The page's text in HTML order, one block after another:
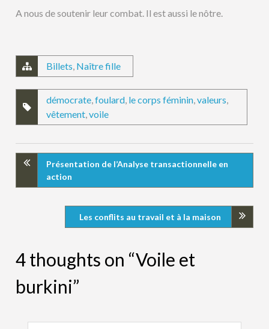
A nous de soutenir leur combat. Il est aussi le nôtre.
Billets, Naître fille
démocrate,foulard, le corps féminin,valeurs,
vêtement,voile
Présentation de l’Analyse transactionnelle en
action
Les conflits au travail et à la maison
4 thoughts on “Voile et
burkini”